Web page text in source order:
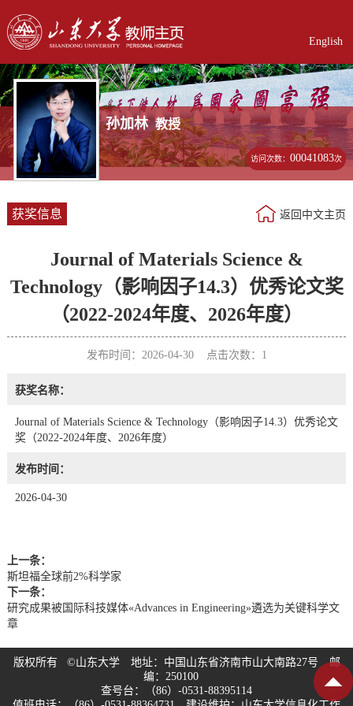
English
孙加林 教授
访问次数：00041083次
获奖信息 返回中文主页
Journal of Materials Science &
Technology（影响因子14.3）优秀论文奖
（2022-2024年度、2026年度）
发布时间：2026-04-30 点击次数： 1
获奖名称：
Journal of Materials Science & Technology（影响因子14.3）优秀论文
奖（2022-2024年度、2026年度）
发布时间：
2026-04-30
上一条：
斯坦福全球前2%科学家
下一条：
研究成果被国际科技媒体«Advances in Engineering»遴选为关键科学文
章
版权所有 ©山东大学 地址：中国山东省济南市山大南路27号 邮
编：250100
查号台：（86）-0531-88395114